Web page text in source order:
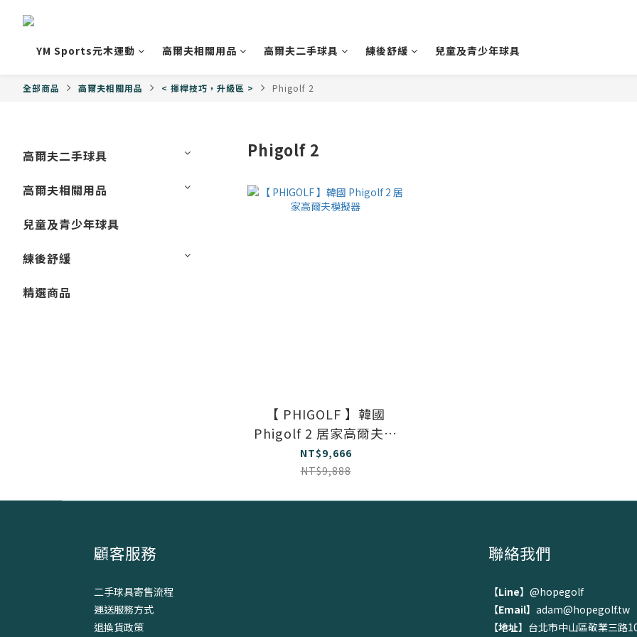
YM Sports元木運動 高爾夫相關用品 高爾夫二手球具 練後舒緩 兒童及青少年球具
全部商品 高爾夫相關用品 < 揮桿技巧，升級區 > Phigolf 2
高爾夫二手球具
高爾夫相關用品
兒童及青少年球具
練後舒緩
精選商品
Phigolf 2
【 PHIGOLF 】韓國
Phigolf 2 居家高爾夫模
擬器
NT$9,666
NT$9,888
顧客服務
二手球具寄售流程
運送服務方式
退換貨政策
聯絡我們
【Line】 @hopegolf
【Email】adam@hopegolf.tw
【地址】台北市中山區敬業三路